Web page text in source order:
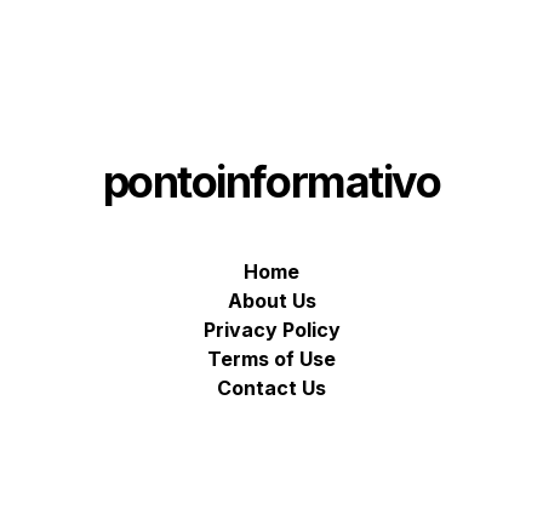
pontoinformativo
Home
About Us
Privacy Policy
Terms of Use
Contact Us